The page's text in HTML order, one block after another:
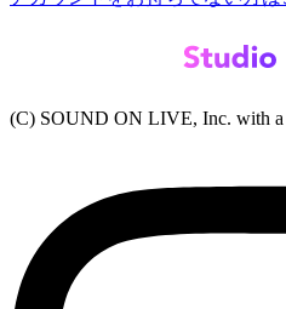
(C) SOUND ON LIVE, Inc. with